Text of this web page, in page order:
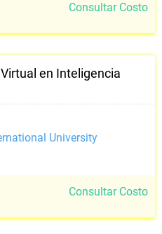
Consultar Costo
en Inteligencia
University
Consultar Costo